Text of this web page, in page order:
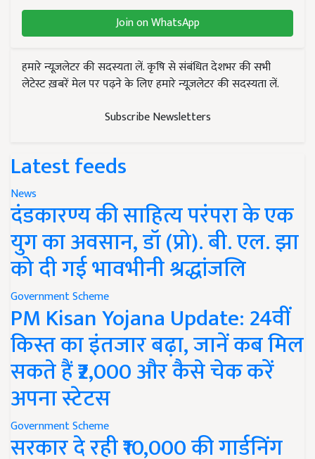
Join on WhatsApp
हमारे न्यूज़लेटर की सदस्यता लें. कृषि से संबंधित देशभर की सभी
लेटेस्ट ख़बरें मेल पर पढ़ने के लिए हमारे न्यूज़लेटर की सदस्यता लें.
Subscribe Newsletters
Latest feeds
News
दंडकारण्य की साहित्य परंपरा के एक
युग का अवसान, डॉ (प्रो). बी. एल. झा
को दी गई भावभीनी श्रद्धांजलि
Government Scheme
PM Kisan Yojana Update: 24वीं
किस्त का इंतजार बढ़ा, जानें कब मिल
सकते हैं ₹2,000 और कैसे चेक करें
अपना स्टेटस
Government Scheme
सरकार दे रही ₹10,000 की गार्डनिंग